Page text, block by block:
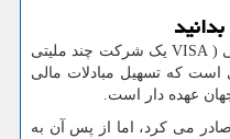
بدانید​
VISA ) یک شرکت چند ملیتی
است که تسهیل مبادلات مالی
عهده دار است.
صادر می کرد، اما از پس آن به